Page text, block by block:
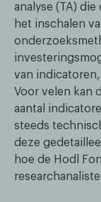
analyse (TA)
het inschalen
van
Voor velen kan
aantal
steeds
deze
hoe de Hodl